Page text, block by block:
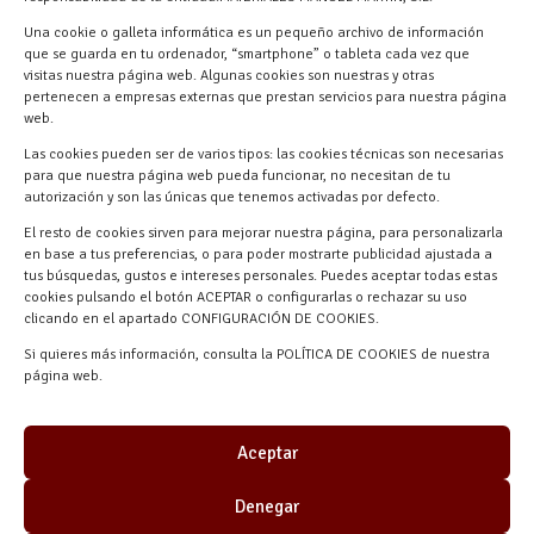
Una cookie o galleta informática es un pequeño archivo de información
que se guarda en tu ordenador, “smartphone” o tableta cada vez que
visitas nuestra página web. Algunas cookies son nuestras y otras
pertenecen a empresas externas que prestan servicios para nuestra página
web.
Las cookies pueden ser de varios tipos: las cookies técnicas son necesarias
para que nuestra página web pueda funcionar, no necesitan de tu
autorización y son las únicas que tenemos activadas por defecto.
El resto de cookies sirven para mejorar nuestra página, para personalizarla
en base a tus preferencias, o para poder mostrarte publicidad ajustada a
tus búsquedas, gustos e intereses personales. Puedes aceptar todas estas
cookies pulsando el botón ACEPTAR o configurarlas o rechazar su uso
clicando en el apartado CONFIGURACIÓN DE COOKIES.
Si quieres más información, consulta la POLÍTICA DE COOKIES de nuestra
página web.
Aceptar
Denegar
618 59 79 72 (Solo WhatsApp)
Materiales Manuel Martín Ctra.
Turégano-Navas de Oro, 47, 40280
Navalmanzano, Segovia, ESPAÑA
Desarrollado por